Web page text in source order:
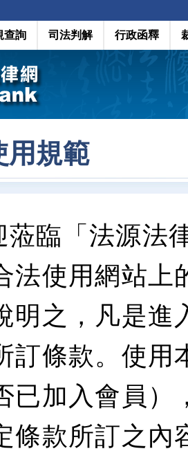
查詢 司法判解 行政函釋
用規範
蒞臨「法源法
法使用網站上
明之，凡是進
訂條款。使用
已加入會員）
條款所訂之內